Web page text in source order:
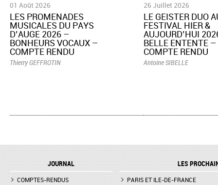
01 Août 2026
LES PROMENADES
MUSICALES DU PAYS
D’AUGE 2026 –
BONHEURS VOCAUX –
COMPTE RENDU
Thierry GEFFROTIN
26 Juillet 2026
LE GEISTER DUO
FESTIVAL HIER &
AUJOURD’HUI
BELLE ENTENTE –
COMPTE RENDU
Antoine SIBELLE
JOURNAL
COMPTES-RENDUS
LES
PARIS ET ILE-DE-FRANCE